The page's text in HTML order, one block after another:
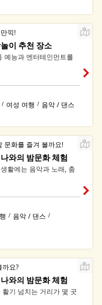
끽!
이 추천 장소
예능과 엔터테인먼트를
/ 여성 여행 / 음악 / 댄스
문화를 즐겨 볼까요!
와의 밤문화 체험
활에는 음악과 노래, 춤
/ 음악 / 댄스 /
까요?
와의 밤문화 체험
기 넘치는 거리가 몇 곳